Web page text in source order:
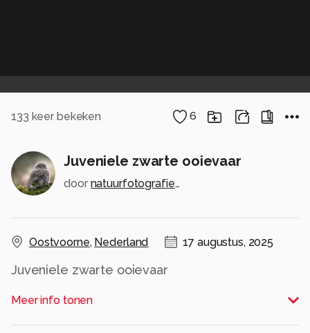
133 keer bekeken 6
Juveniele zwarte ooievaar
door natuurfotografiecarolahart
Oostvoorne, Nederland 17 augustus, 2025
Juveniele zwarte ooievaar
Alle rechten voorbehouden
Meer info tonen